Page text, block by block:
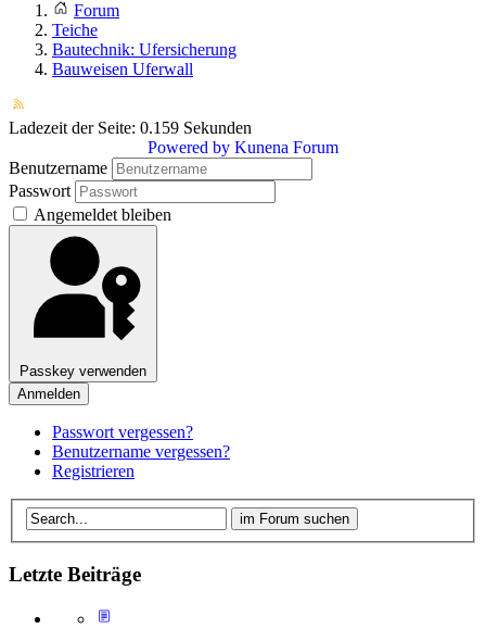
Forum
Teiche
Bautechnik: Ufersicherung
Bauweisen Uferwall
Ladezeit der Seite: 0.159 Sekunden
Powered by Kunena Forum
Benutzername
Passwort
Angemeldet bleiben
Passkey verwenden
Anmelden
Passwort vergessen?
Benutzername vergessen?
Registrieren
Letzte Beiträge